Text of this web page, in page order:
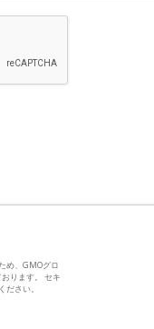
め、GMOグロ
ります。 セキ
さい。